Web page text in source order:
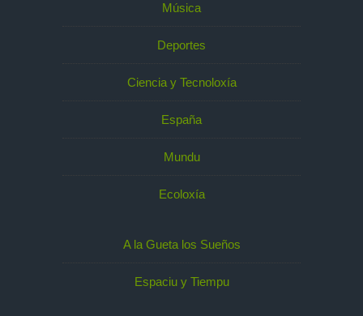
Música
Deportes
Ciencia y Tecnoloxía
España
Mundu
Ecoloxía
A la Gueta los Sueños
Espaciu y Tiempu